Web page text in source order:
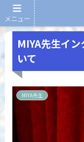
MIYA先生イ
いて
MIYA先生
メニュー